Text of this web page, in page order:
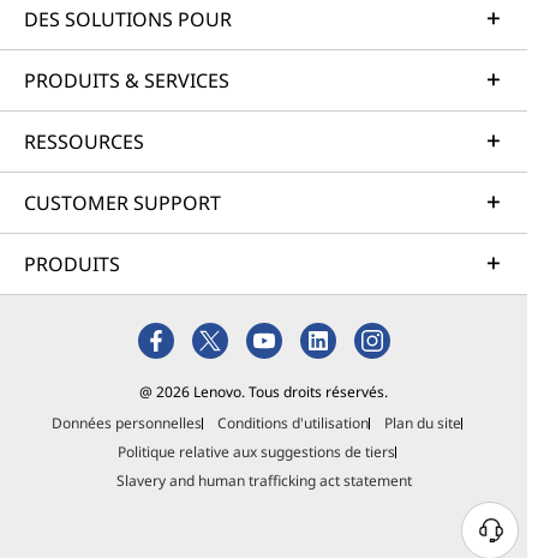
DES SOLUTIONS POUR
PRODUITS & SERVICES
RESSOURCES
CUSTOMER SUPPORT
PRODUITS
@ 2026 Lenovo. Tous droits réservés.
Données personnelles
Conditions d'utilisation
Plan du site
Politique relative aux suggestions de tiers
Slavery and human trafficking act statement